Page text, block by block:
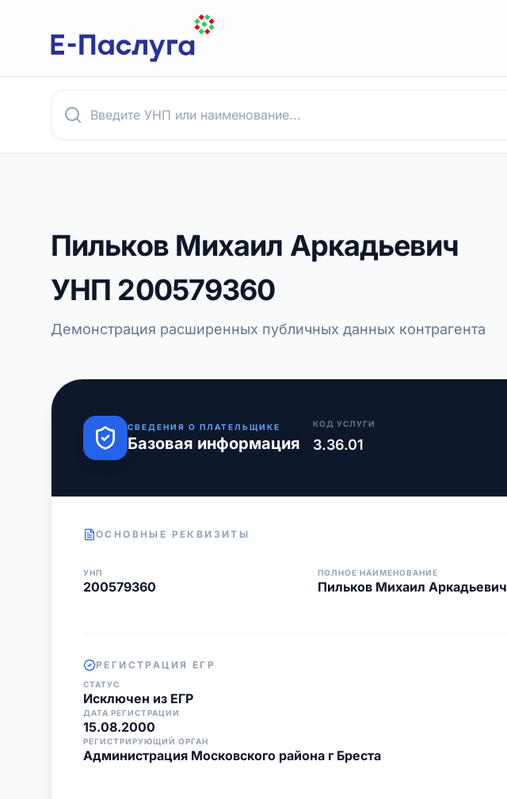
Пильков Михаил Аркадьевич
УНП 200579360
Демонстрация расширенных публичных данных контрагента
СВЕДЕНИЯ О ПЛАТЕЛЬЩИКЕ
Базовая информация
КОД УСЛУГИ
3.36.01
ОСНОВНЫЕ РЕКВИЗИТЫ
УНП
200579360
ПОЛНОЕ НАИМЕНОВАНИЕ
Пильков Михаил Аркадьевич
РЕГИСТРАЦИЯ ЕГР
СТАТУС
Исключен из ЕГР
ДАТА РЕГИСТРАЦИИ
15.08.2000
РЕГИСТРИРУЮЩИЙ ОРГАН
Администрация Московского района г Бреста